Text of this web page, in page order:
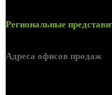
Региональные
Адреса офисов продаж